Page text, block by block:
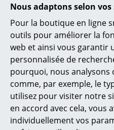
Nous adaptons selon
Pour la boutique en ligne
outils pour améliorer la
web et ainsi vous garantir
personnalisée de
pourquoi, nous analysons
comme, par exemple, le
utilisez pour visiter notre
en accord avec cela, vous
individuellement vos
Lits empilables
Lits enfants
Tables de chevet et
... voir tous les lits
Accessoires
Horloges
cuir,
une
un
Distinctions & Musées
MoMA,
Garantie
24 mois